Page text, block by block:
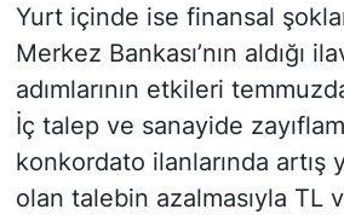
Yurt içinde ise finansal
Merkez Bankası’nın aldığı
adımlarının etkileri
İç talep ve sanayide
konkordato ilanlarında artış
olan talebin azalmasıyla TL